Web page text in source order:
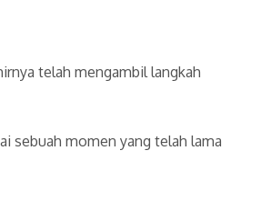
telah mengambil langkah
sebuah momen yang telah lama